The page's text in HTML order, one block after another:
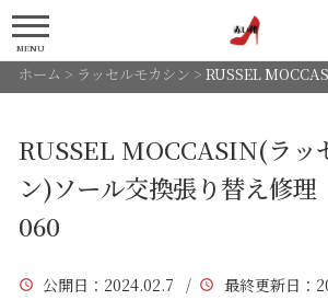
MENU
ホーム > ラッセルモカシン > RUSSEL
RUSSEL MOCCASIN(ラッ
ン)ソール交換張り替え修
060
公開日 ：2024.02.7 / 最終更新日 ：